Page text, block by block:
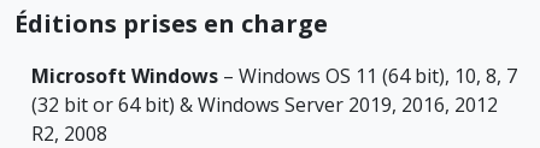
Éditions prises en charge
Microsoft Windows – Windows OS 11 (64 bit), 10, 8, 7
(32 bit or 64 bit) & Windows Server 2019, 2016, 2012
R2, 2008